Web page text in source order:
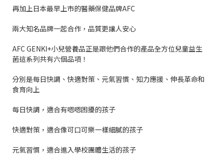
再加上日本最早上市的醫藥保健品牌AFC
兩大知名品牌一起合作，品質更讓人安心
AFC GENKI+小兒營養品正是跟他們合作的產品全方位兒童益生
菌這系列共有六個品項！
分別是每日快調、快適對策、元氣習慣、知力應援、伸長革命和
食育向上
每日快調，適合有嗯嗯困擾的孩子
快適對策，適合像可口可樂一樣細膩的孩子
元氣習慣，適合進入學校團體生活的孩子